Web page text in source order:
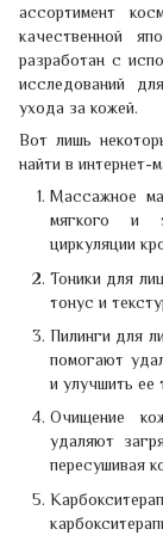
ассортимент
качественной
разработан с
исследований
ухода за кожей.
Вот лишь
найти в интернет-
Массажное
мягкого и
циркуляции
Тоники для
тонус и
Пилинги для
помогают
и улучшить ее
Очищение
удаляют
пересушивая